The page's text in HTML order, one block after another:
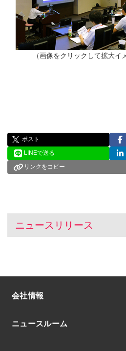
（画像をクリックして拡大イ
ポスト
LINEで送る
リンクをコピー
ニュースリリース
会社情報
会社概要
ニュースルーム